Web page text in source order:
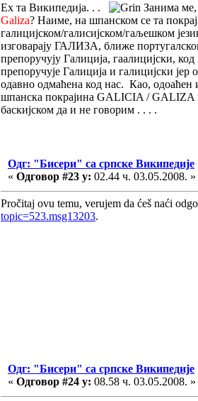
Ех та Википедија. . .
Занима ме,
Galiza? Наиме, на шпанском се та
галицијском/галисијском/гаљешком
изговарају ГАЛИЗА, ближе
препоручују Галиција, гаалицијски,
препоручује Галиција и галицијски јер
одавно одмаћена код нас. Као, одоаћен
шпанска покрајина GALICIA / GALIZA
баскијском да и не говорим . . . .
Одг: "Бисери" са српске Википедије
« Одговор #23 у: 02.44 ч. 03.05.2008. »
Pročitaj ovu temu, verujem da ćeš naći
topic=523.msg13203.
Одг: "Бисери" са српске Википедије
« Одговор #24 у: 08.58 ч. 03.05.2008. »